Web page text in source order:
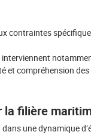
contraintes
interviennent
et compréhension
la filière
dans une dynamique